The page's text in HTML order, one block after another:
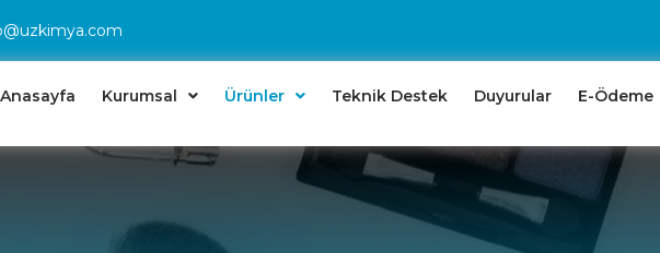
Anasayfa Kurumsal Ürünler Teknik Destek Duyurular E-Ödeme